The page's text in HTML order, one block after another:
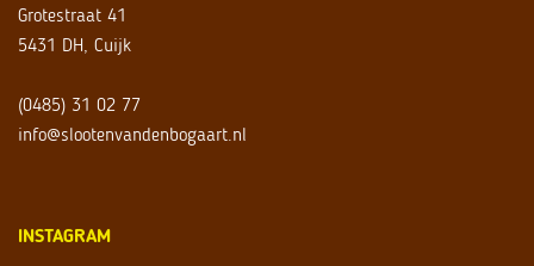
Grotestraat 41
5431 DH, Cuijk
(0485) 31 02 77
info@slootenvandenbogaart.nl
INSTAGRAM